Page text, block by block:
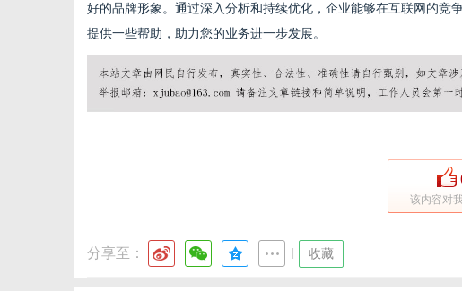
好的品牌形象。通过深入分析和持续优化，企业能够在互联网的
提供一些帮助，助力您的业务进一步发展。
该内容对
分享至： 收藏